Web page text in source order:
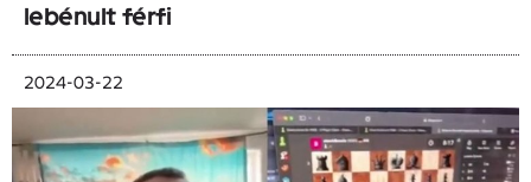
lebénult férfi
2024-03-22